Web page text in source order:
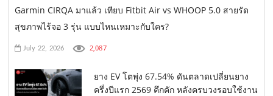
Garmin CIRQA มาแล้ว เทียบ Fitbit Air vs WHOOP 5.0 สายรัด
สุขภาพไร้จอ 3 รุ่น แบบไหนเหมาะกับใคร?
July 22, 2026 2,087
ยาง EV โตพุ่ง 67.54% ดันตลาดเปลี่ยนยาง
ครึ่งปีแรก 2569 คึกคัก หลังครบวงรอบใช้งาน